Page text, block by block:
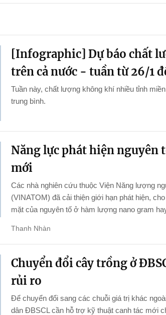
[Infographic] Dự báo chất
trên cả nước - tuần từ 26/1
Tuần này, chất lượng không khí nhiều tỉnh
trung bình.
Năng lực phát hiện nguyên
mới
Các nhà nghiên cứu thuộc Viện Năng lượng
(VINATOM) đã cải thiện giới hạn phát hiện,
mặt của nguyên tố ở hàm lượng nano gram
Thanh Nhàn
Chuyển đổi cây trồng ở
rủi ro
Để chuyển đổi sang các chuỗi giá trị khác
dân ĐBSCL cần hỗ trợ kỹ thuật canh tác mới